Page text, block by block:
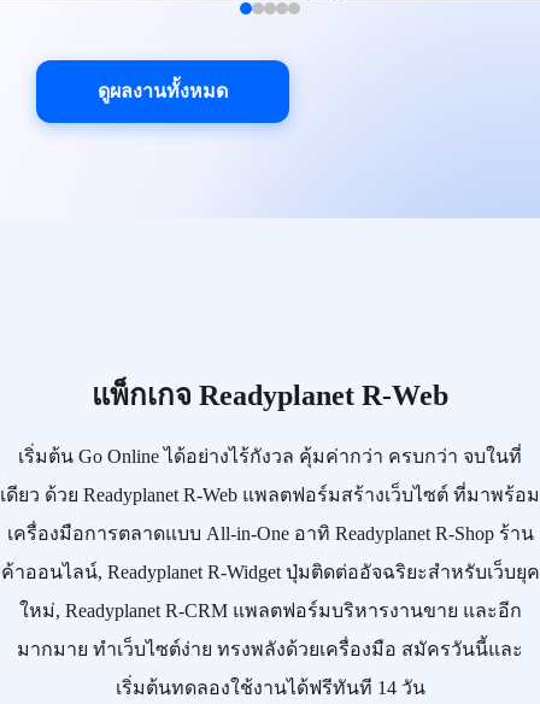
ดูผลงานทั้งหมด
แพ็กเกจ Readyplanet R-Web
เริ่มต้น Go Onlineได้อย่างไร้กังวล คุ้มค่ากว่า ครบกว่า จบในที่
เดียว ด้วย Readyplanet R-Web แพลตฟอร์มสร้างเว็บไซต์ ที่มาพร้อม
เครื่องมือการตลาดแบบ All-in-Oneอาทิ Readyplanet R-Shopร้าน
ค้าออนไลน์, Readyplanet R-Widgetปุ่มติดต่ออัจฉริยะสำหรับเว็บยุค
ใหม่, Readyplanet R-CRMแพลตฟอร์มบริหารงานขาย และอีก
มากมาย ทำเว็บไซต์ง่าย ทรงพลังด้วยเครื่องมือ สมัครวันนี้และ
เริ่มต้นทดลองใช้งานได้ฟรีทันที 14 วัน